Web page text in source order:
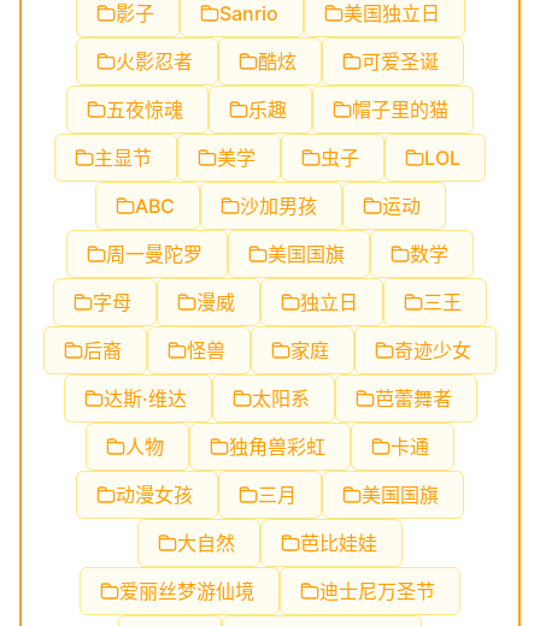
影子
Sanrio
美国独立日
火影忍者
酷炫
可爱圣诞
五夜惊魂
乐趣
帽子里的猫
主显节
美学 虫子
LOL
ABC
沙加男孩
运动
周一曼陀罗
美国国旗
数学
字母
漫威 独立日
三王
后裔
怪兽 家庭
奇迹少女
达斯·维达
太阳系
芭蕾舞者
人物
独角兽彩虹
卡通
动漫女孩
三月
美国国旗
大自然
芭比娃娃
爱丽丝梦游仙境
迪士尼万圣节